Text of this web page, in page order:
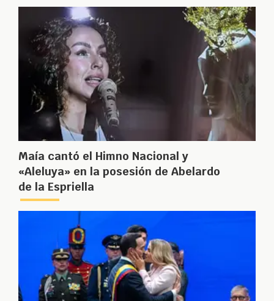
Maía cantó el Himno Nacional y
«Aleluya» en la posesión de Abelardo
de la Espriella